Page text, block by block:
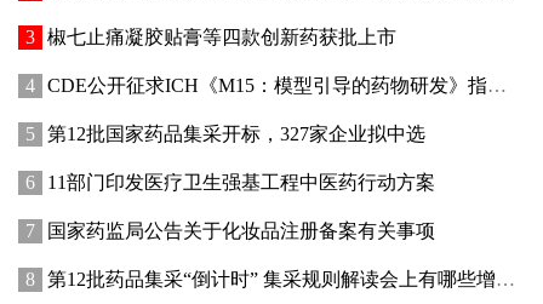
椒七止痛凝胶贴膏等四款创新药获批上市
CDE公开征求ICH《M15：模型引导的药物研发》指导原则实施建议和中文翻译稿意见
第12批国家药品集采开标，327家企业拟中选
11部门印发医疗卫生强基工程中医药行动方案
国家药监局公告关于化妆品注册备案有关事项
第12批药品集采“倒计时” 集采规则解读会上有哪些增量信息？